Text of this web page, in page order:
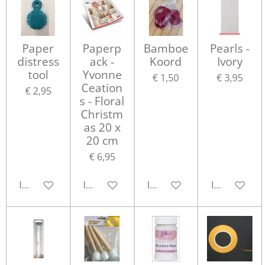
Paper
distress
tool
€ 2,95
In winkelwagen
Paperp
ack -
Yvonne
Ceation
s - Floral
Christm
as 20 x
20 cm
€ 6,95
In winkelwagen
Bamboe
Koord
€ 1,50
In winkelwagen
Pearls -
Ivory
€ 3,95
In